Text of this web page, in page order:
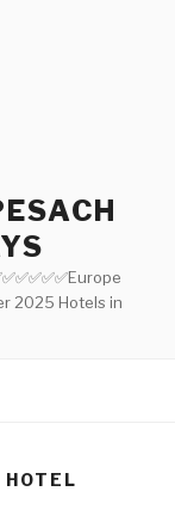
2025 Hotels in
HOTEL